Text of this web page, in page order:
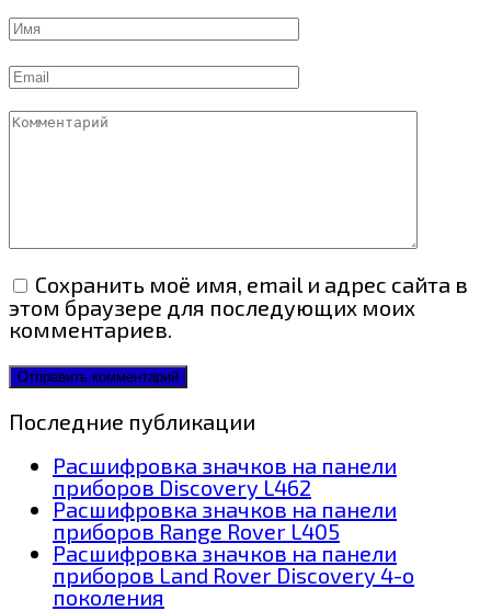
Имя
Email
Комментарий
Сохранить моё имя, email и адрес сайта в
этом браузере для последующих моих
комментариев.
Последние публикации
Расшифровка значков на панели
приборов Discovery L462
Расшифровка значков на панели
приборов Range Rover L405
Расшифровка значков на панели
приборов Land Rover Discovery 4-о
поколения